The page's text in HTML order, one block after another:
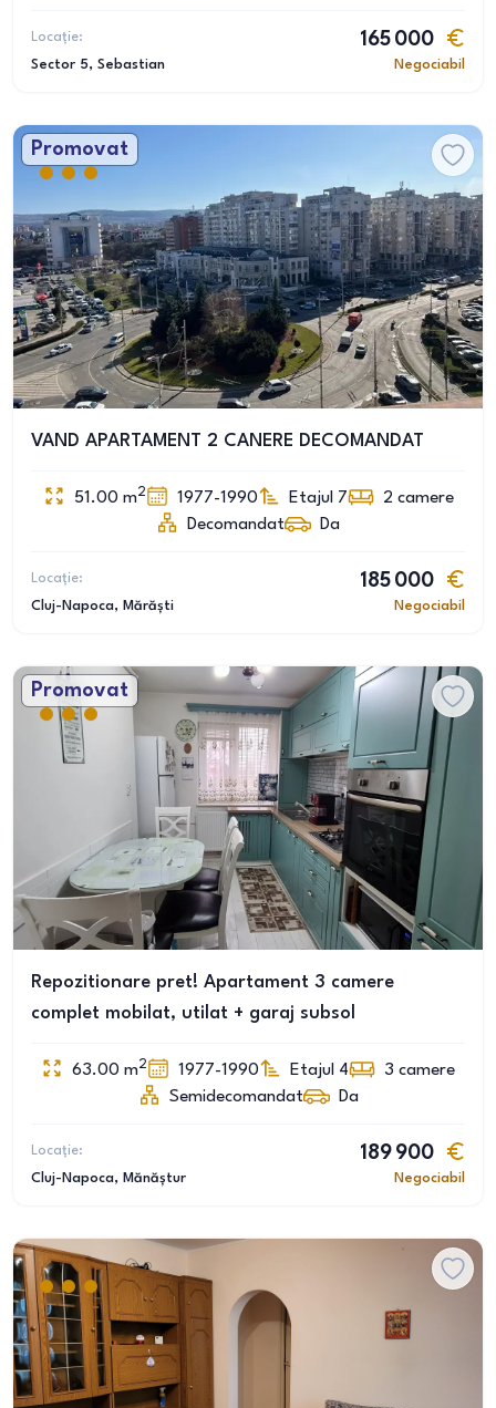
Locație:
Sector 5, Sebastian
165 000
Negociabil
Promovat
VAND APARTAMENT 2 CANERE DECOMANDAT
51.00 m2 1977-1990 Etajul 7 2 camere
Decomandat
Da
Locație:
Cluj-Napoca, Mărăști
185 000
Negociabil
Promovat
Repozitionare pret! Apartament 3 camere
complet mobilat, utilat + garaj subsol
63.00 m2 1977-1990 Etajul 4 3 camere
Semidecomandat
Da
Locație:
Cluj-Napoca, Mănăștur
189 900
Negociabil